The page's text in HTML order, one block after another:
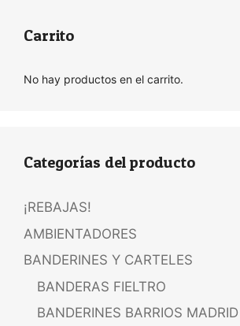
Carrito
No hay productos en el carrito.
Categorías del producto
¡REBAJAS!
AMBIENTADORES
BANDERINES Y CARTELES
BANDERAS FIELTRO
BANDERINES BARRIOS MADRID